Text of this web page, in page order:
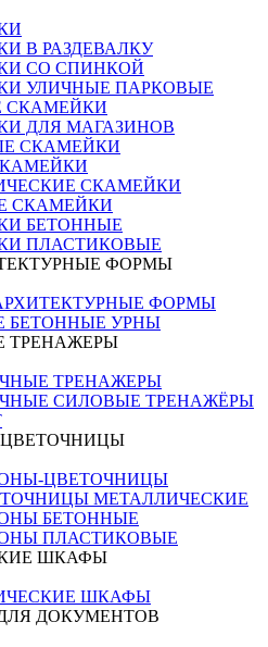
В РАЗДЕВАЛКУ
СО СПИНКОЙ
УЛИЧНЫЕ ПАРКОВЫЕ
СКАМЕЙКИ
ДЛЯ МАГАЗИНОВ
СКАМЕЙКИ
СКАМЕЙКИ
СКАМЕЙКИ
БЕТОННЫЕ
ПЛАСТИКОВЫЕ
ФОРМЫ
ФОРМЫ
БЕТОННЫЕ УРНЫ
ТРЕНАЖЕРЫ
ТРЕНАЖЕРЫ
СИЛОВЫЕ ТРЕНАЖЁРЫ
ЦВЕТОЧНИЦЫ
МЕТАЛЛИЧЕСКИЕ
БЕТОННЫЕ
ПЛАСТИКОВЫЕ
ШКАФЫ
ШКАФЫ
ДОКУМЕНТОВ